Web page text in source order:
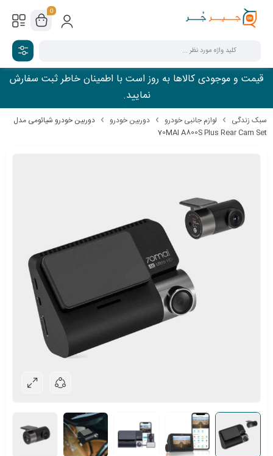
0
قیمت و موجودی کالاها به روز است با اطمینان خاطر ثبت سفارش
نمایید.
سبک زندگی لوازم جانبی خودرو دوربین خودرو
دوربین خودرو شیائومی مدل
70MAI A800S Plus Rear Cam Set